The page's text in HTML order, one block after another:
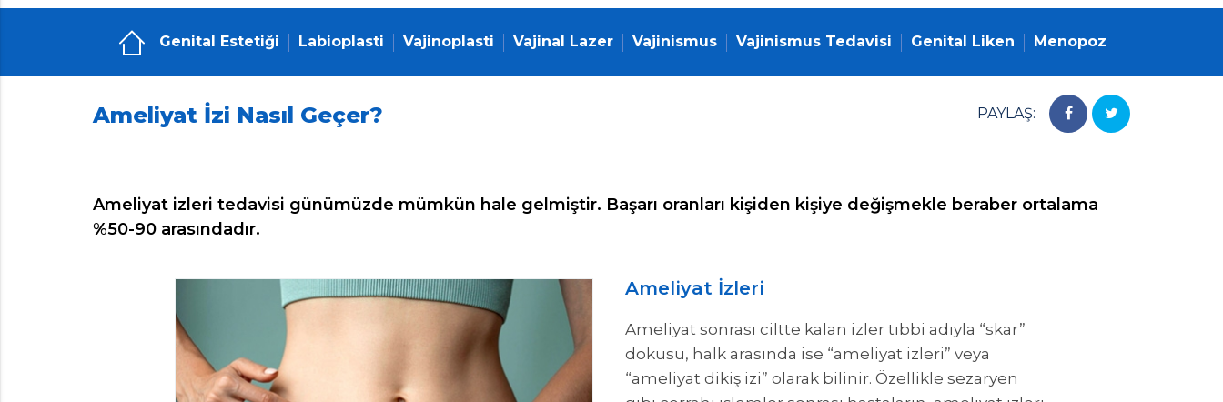
Genital Estetiği Labioplasti Vajinoplasti Vajinal Lazer Vajinismus Vajinismus Tedavisi Genital Liken Menopoz
PAYLAŞ:
Ameliyat İzi Nasıl Geçer?
Ameliyat izleri tedavisi günümüzde mümkün hale gelmiştir. Başarı oranları kişiden kişiye değişmekle beraber ortalama
%50-90 arasındadır.
Ameliyat İzleri
Ameliyat sonrası ciltte kalan izler tıbbi adıyla “skar”
dokusu, halk arasında ise “ameliyat izleri” veya
“ameliyat dikiş izi” olarak bilinir. Özellikle sezaryen